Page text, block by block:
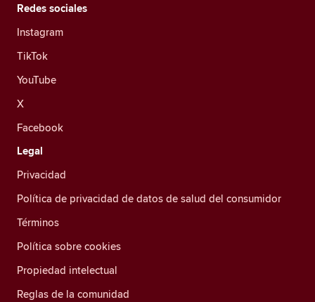
Redes sociales
Instagram
TikTok
YouTube
X
Facebook
Legal
Privacidad
Política de privacidad de datos de salud del consumidor
Términos
Política sobre cookies
Propiedad intelectual
Reglas de la comunidad